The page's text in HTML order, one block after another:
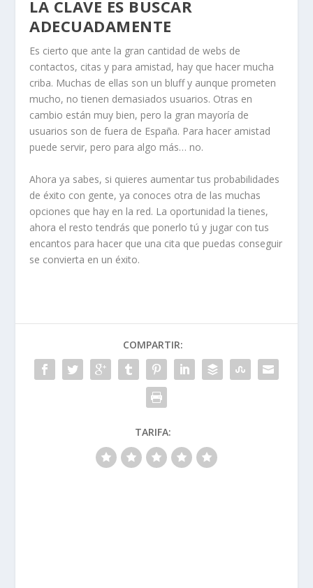
LA CLAVE ES BUSCAR
ADECUADAMENTE
Es cierto que ante la gran cantidad de webs de
contactos, citas y para amistad, hay que hacer mucha
criba. Muchas de ellas son un bluff y aunque prometen
mucho, no tienen demasiados usuarios. Otras en
cambio están muy bien, pero la gran mayoría de
usuarios son de fuera de España. Para hacer amistad
puede servir, pero para algo más… no.
Ahora ya sabes, si quieres aumentar tus probabilidades
de éxito con gente, ya conoces otra de las muchas
opciones que hay en la red. La oportunidad la tienes,
ahora el resto tendrás que ponerlo tú y jugar con tus
encantos para hacer que una cita que puedas conseguir
se convierta en un éxito.
COMPARTIR:
TARIFA: